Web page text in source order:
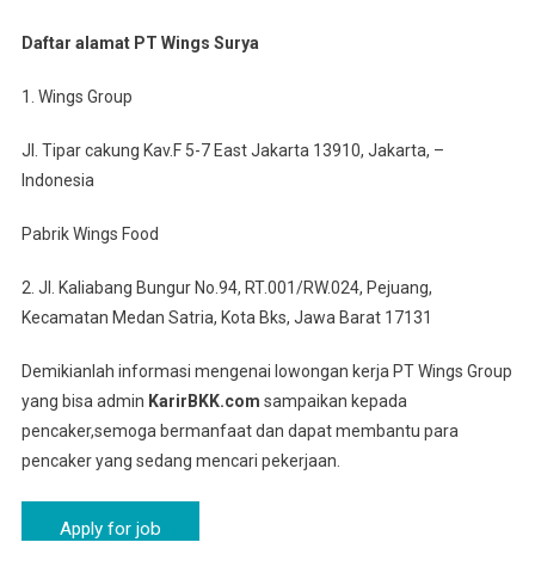
Daftar alamat PT Wings Surya
1. Wings Group
Jl. Tipar cakung Kav.F 5-7 East Jakarta 13910, Jakarta, –
Indonesia
Pabrik Wings Food
2. Jl. Kaliabang Bungur No.94, RT.001/RW.024, Pejuang,
Kecamatan Medan Satria, Kota Bks, Jawa Barat 17131
Demikianlah informasi mengenai lowongan kerja PT Wings Group
yang bisa admin KarirBKK.com sampaikan kepada
pencaker,semoga bermanfaat dan dapat membantu para
pencaker yang sedang mencari pekerjaan.